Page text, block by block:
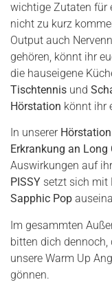
wichtige Zutaten für
nicht zu kurz
Output auch
gehören, könnt ihr
die hauseigene
Tischtennis und
Hörstation könnt ihr
In unserer Hörstation
Erkrankung an
Auswirkungen auf
PISSY setzt sich mit
Sapphic Pop
Im gesammten
bitten dich dennoch,
unsere Warm Up
gönnen.